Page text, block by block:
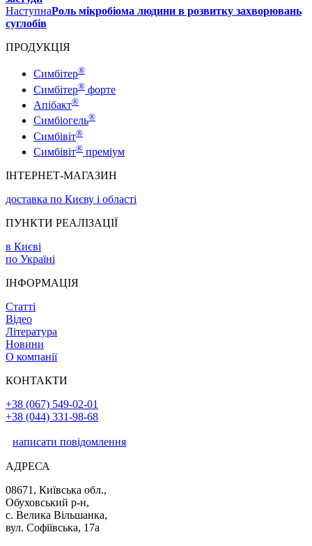
НаступнаРоль мікробіома людини в розвитку захворювань
суглобів
ПРОДУКЦІЯ
Симбітер®
Симбітер® форте
Апібакт®
Симбіогель®
Симбівіт®
Симбівіт® преміум
ІНТЕРНЕТ-МАГАЗИН
доставка по Києву і області
ПУНКТИ РЕАЛІЗАЦІЇ
в Києві
по Україні
ІНФОРМАЦІЯ
Статті
Відео
Література
Новини
О компанії
КОНТАКТИ
+38 (067) 549-02-01
+38 (044) 331-98-68
написати повідомлення
АДРЕСА
08671, Київська обл.,
Обуховський р-н,
с. Велика Вільшанка,
вул. Софіївська, 17а